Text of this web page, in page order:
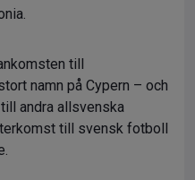
till
namn på Cypern – och
andra allsvenska
till svensk fotboll